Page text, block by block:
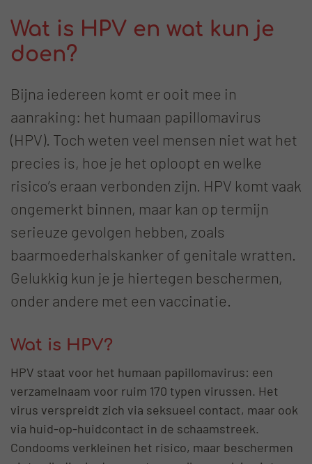
Wat is HPV en wat kun je
doen?
Bijna iedereen komt er ooit mee in
aanraking: het humaan papillomavirus
(HPV). Toch weten veel mensen niet wat het
precies is, hoe je het oploopt en welke
risico’s eraan verbonden zijn. HPV komt vaak
ongemerkt binnen, maar kan op termijn
serieuze gevolgen hebben, zoals
baarmoederhalskanker of genitale wratten.
Gelukkig kun je je hiertegen beschermen,
onder andere met een vaccinatie.
Wat is HPV?
HPV staat voor het humaan papillomavirus: een
verzamelnaam voor ruim 170 typen virussen. Het
virus verspreidt zich via seksueel contact, maar ook
via huid-op-huidcontact in de schaamstreek.
Condooms verkleinen het risico, maar beschermen